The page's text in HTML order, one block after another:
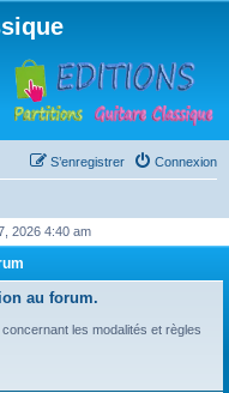
Connexion
S’enregistrer
2026 4:40 am
au forum.
les modalités et règles